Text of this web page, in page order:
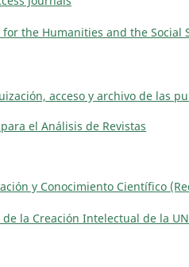
the Humanities and the Social
acceso y archivo de las
el Análisis de Revistas
y Conocimiento Científico
la Creación Intelectual de la